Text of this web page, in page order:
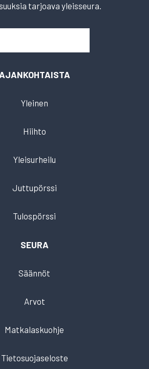
tarjoava yleisseura.
AJANKOHTAISTA
Yleinen
Hiihto
Yleisurheilu
Juttupörssi
Tulospörssi
SEURA
Säännöt
Arvot
Matkalaskuohje
Tietosuojaseloste